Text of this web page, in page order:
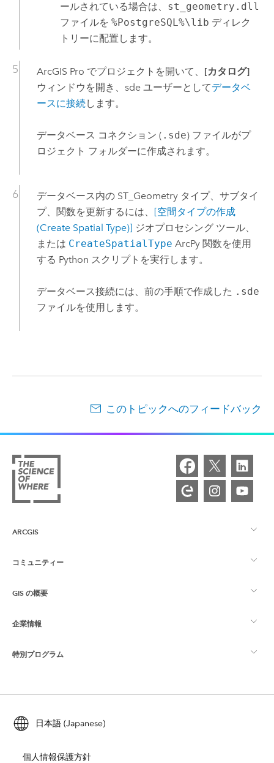
ールされている場合は、 st_geometry.dll
ファイルを%PostgreSQL%\lib ディレク
トリーに配置します。
ArcGIS Pro でプロジェクトを開いて、 [カタログ]
ウィンドウを開き、sde ユーザーとしてデータベ
ースに接続します。
データベース コネクション ( .sde) ファイルがプ
ロジェクト フォルダーに作成されます。
データベース内の ST_Geometry タイプ、サブタイ
プ、関数を更新するには、 [空間タイプの作成
(Create Spatial Type)] ジオプロセシング ツール、
または CreateSpatialType ArcPy関数を使用
する Python スクリプトを実行します。
データベース接続には、前の手順で作成した .sde
ファイルを使用します。
このトピックへのフィードバック
ARCGIS
ArcGIS の概要
マッピング
コミュニティー
Esri Community
ArcGIS ブログ
ユーザー調査およびテスト
Esri Young Professionals Network
GIS の概要
GIS とは
ロケーション インテリジェンス
トレーニング
ArcUser
企業情報
Esri について
採用情報
オープンビジョン
特別プログラム
ArcGIS for Student Use
自然保護
日本語 (Japanese)
個人情報保護方針